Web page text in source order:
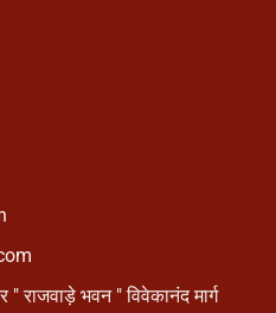
" राजवाड़े भवन " विवेकानंद मार्ग